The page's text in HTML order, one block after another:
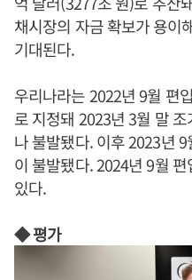
채시장의 자금 확보가 용이
기대된다.
우리나라는 2022년 9월 편
로 지정돼 2023년 3월 말
나 불발됐다. 이후 2023년
이 불발됐다. 2024년 9월
있다.
◆ 평가